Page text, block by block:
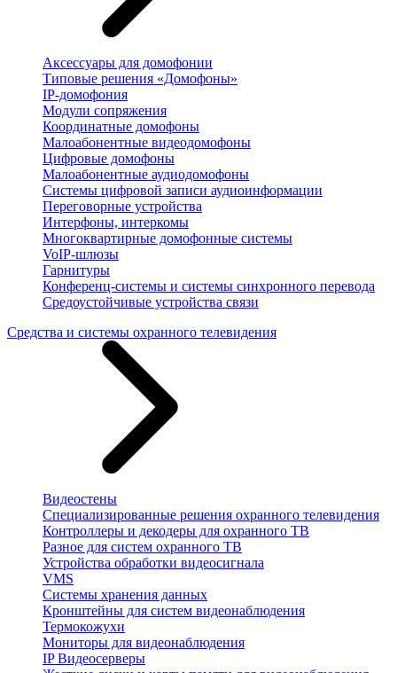
Аксессуары для домофонии
Типовые решения «Домофоны»
IP-домофония
Модули сопряжения
Координатные домофоны
Малоабонентные видеодомофоны
Цифровые домофоны
Малоабонентные аудиодомофоны
Системы цифровой записи аудиоинформации
Переговорные устройства
Интерфоны, интеркомы
Многоквартирные домофонные системы
VoIP-шлюзы
Гарнитуры
Конференц-системы и системы синхронного перевода
Средоустойчивые устройства связи
Средства и системы охранного телевидения
Видеостены
Специализированные решения охранного телевидения
Контроллеры и декодеры для охранного ТВ
Разное для систем охранного ТВ
Устройства обработки видеосигнала
VMS
Системы хранения данных
Кронштейны для систем видеонаблюдения
Термокожухи
Мониторы для видеонаблюдения
IP Видеосерверы